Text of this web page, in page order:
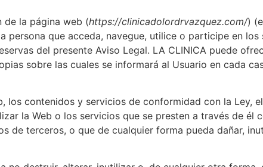
de la página web (https://clinicadolordrvazquez.com/)
persona que acceda, navegue, utilice o participe en
del presente Aviso Legal. LA CLINICA puede
sobre las cuales se informará al Usuario en cada
los contenidos y servicios de conformidad con la Ley,
la Web o los servicios que se presten a través de
de terceros, o que de cualquier forma pueda dañar,